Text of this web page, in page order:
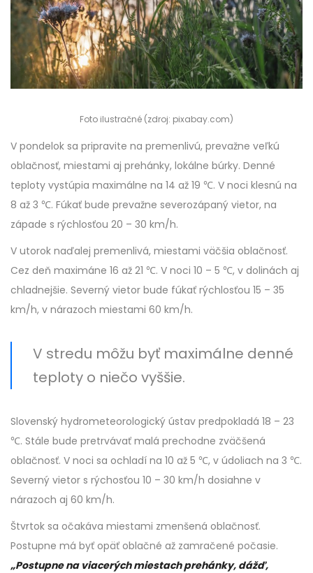
Foto ilustračné (zdroj: pixabay.com)
V pondelok sa pripravite na premenlivú, prevažne veľkú
oblačnosť, miestami aj prehánky, lokálne búrky. Denné
teploty vystúpia maximálne na 14 až 19 ℃. V noci klesnú na
8 až 3 ℃. Fúkať bude prevažne severozápaný vietor, na
západe s rýchlosťou 20 – 30 km/h.
V utorok naďalej premenlivá, miestami väčšia oblačnosť.
Cez deň maximáne 16 až 21 ℃. V noci 10 – 5 ℃, v dolinách aj
chladnejšie. Severný vietor bude fúkať rýchlosťou 15 – 35
km/h, v nárazoch miestami 60 km/h.
V stredu môžu byť maximálne denné
teploty o niečo vyššie.
Slovenský hydrometeorologický ústav predpokladá 18 – 23
℃. Stále bude pretrvávať malá prechodne zväčšená
oblačnosť. V noci sa ochladí na 10 až 5 ℃, v údoliach na 3 ℃.
Severný vietor s rýchosťou 10 – 30 km/h dosiahne v
nárazoch aj 60 km/h.
Štvrtok sa očakáva miestami zmenšená oblačnosť.
Postupne má byť opäť oblačné až zamračené počasie.
„Postupne na viacerých miestach prehánky, dážď,